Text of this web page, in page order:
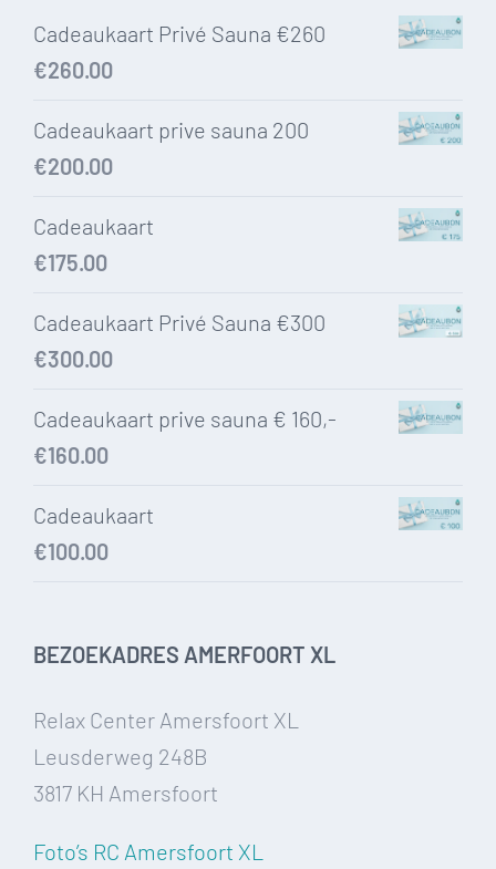
Cadeaukaart Privé Sauna €260
€260.00
Cadeaukaart prive sauna 200
€200.00
Cadeaukaart
€175.00
Cadeaukaart Privé Sauna €300
€300.00
Cadeaukaart prive sauna € 160,-
€160.00
Cadeaukaart
€100.00
BEZOEKADRES AMERFOORT XL
Relax Center Amersfoort XL
Leusderweg 248B
3817 KH Amersfoort
Foto’s RC Amersfoort XL